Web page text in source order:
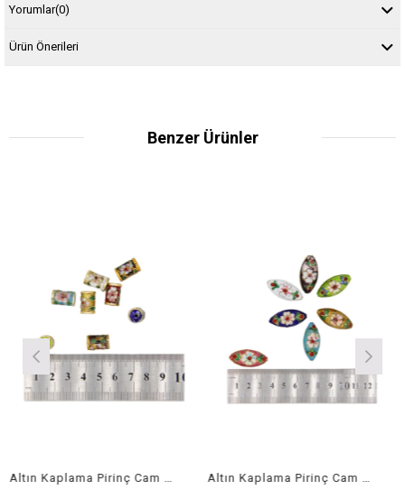
Yorumlar(0)
Ürün Önerileri
Benzer Ürünler